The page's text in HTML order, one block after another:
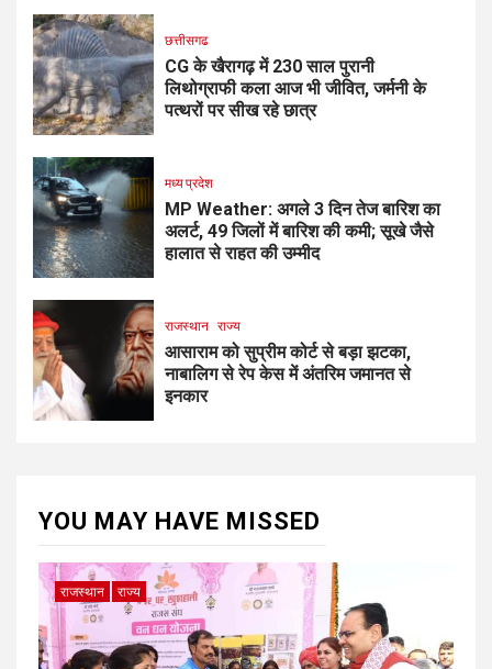
छत्तीसगढ
CG के खैरागढ़ में 230 साल पुरानी
लिथोग्राफी कला आज भी जीवित, जर्मनी के
पत्थरों पर सीख रहे छात्र
मध्य प्रदेश
MP Weather: अगले 3 दिन तेज बारिश का
अलर्ट, 49 जिलों में बारिश की कमी; सूखे जैसे
हालात से राहत की उम्मीद
राजस्थान राज्य
आसाराम को सुप्रीम कोर्ट से बड़ा झटका,
नाबालिग से रेप केस में अंतरिम जमानत से
इनकार
YOU MAY HAVE MISSED
राजस्थान राज्य